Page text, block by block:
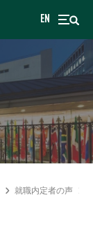
EN
就職内定者の声